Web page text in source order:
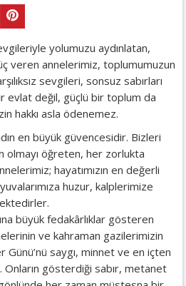
yolumuzu aydınlatan,
veren annelerimiz, toplumumuzun
sevgileri, sonsuz sabırları
evlat değil, güçlü bir toplum da
hakkı asla ödenemez.
en büyük güvencesidir. Bizleri
olmayı öğreten, her zorlukta
hayatımızın en değerli
huzur, kalplerimize
büyük fedakârlıklar gösteren
ve kahraman gazilerimizin
saygı, minnet ve en içten
Onların gösterdiği sabır, metanet